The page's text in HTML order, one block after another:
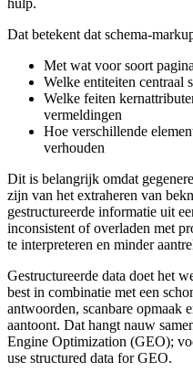
hulp.
Dat betekent dat
Met wat voor soort
Welke entiteiten centraal
Welke feiten
vermeldingen
Hoe verschillende
verhouden
Dit is belangrijk omdat
zijn van het extraheren van
gestructureerde informatie uit
inconsistent of overladen met
te interpreteren en minder
Gestructureerde data doet het
best in combinatie met een
antwoorden, scanbare opmaak
aantoont. Dat hangt nauw
Engine Optimization (GEO);
use structured data for GEO.